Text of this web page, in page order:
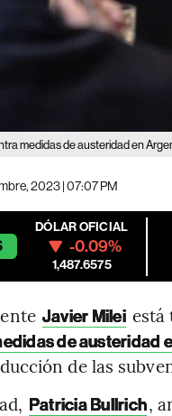
medidas de austeridad en
2023 | 07:07 PM
DÓLAR OFICIAL
-0.09%
1,487.6575
Javier Milei está
de austeridad
de las
Patricia Bullrich,